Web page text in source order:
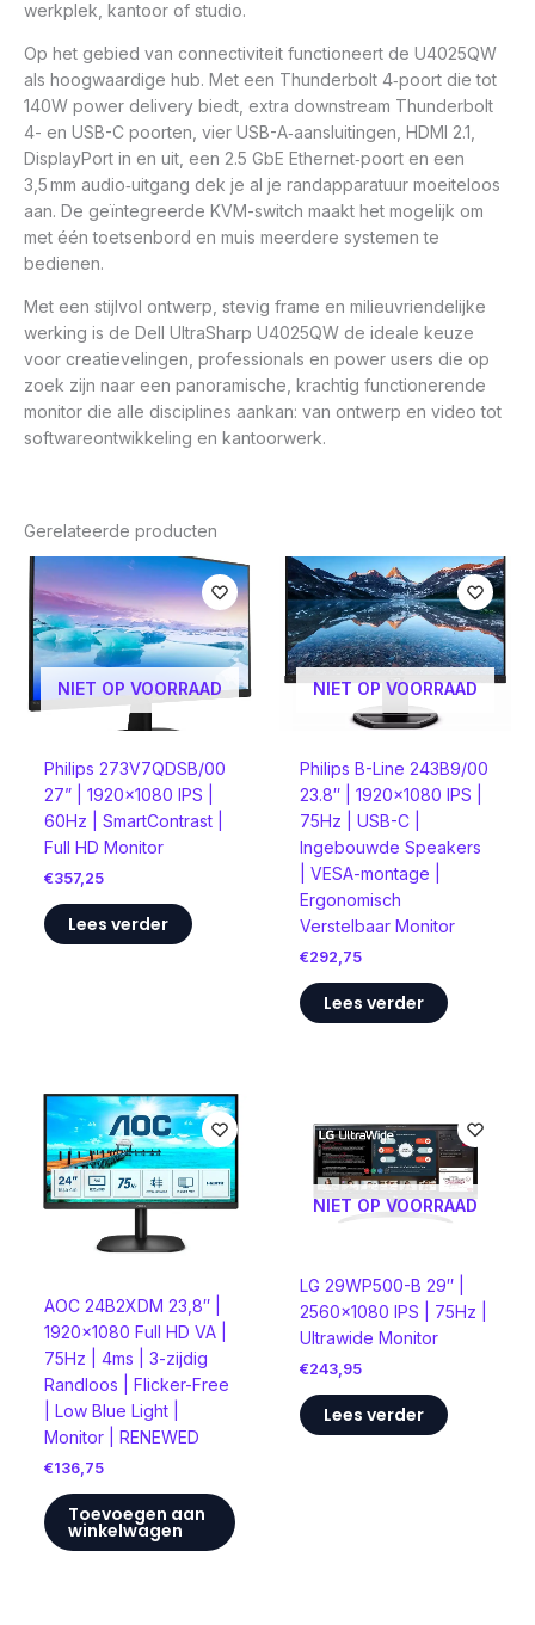
werkplek, kantoor of studio.
Op het gebied van connectiviteit functioneert de U4025QW
als hoogwaardige hub. Met een Thunderbolt 4‑poort die tot
140W power delivery biedt, extra downstream Thunderbolt
4- en USB-C poorten, vier USB-A‑aansluitingen, HDMI 2.1,
DisplayPort in en uit, een 2.5 GbE Ethernet‑poort en een
3,5 mm audio‑uitgang dek je al je randapparatuur moeiteloos
aan. De geïntegreerde KVM-switch maakt het mogelijk om
met één toetsenbord en muis meerdere systemen te
bedienen.
Met een stijlvol ontwerp, stevig frame en milieuvriendelijke
werking is de Dell UltraSharp U4025QW de ideale keuze
voor creatievelingen, professionals en power users die op
zoek zijn naar een panoramische, krachtig functionerende
monitor die alle disciplines aankan: van ontwerp en video tot
softwareontwikkeling en kantoorwerk.
Gerelateerde producten
NIET OP VOORRAAD
​Philips 273V7QDSB/00
27” | 1920×1080 IPS |
60Hz | SmartContrast |
Full HD Monitor
€357,25
Lees verder
NIET OP VOORRAAD
Philips B-Line 243B9/00
23.8″ | 1920×1080 IPS |
75Hz | USB-C |
Ingebouwde Speakers
| VESA-montage |
Ergonomisch
Verstelbaar Monitor
€292,75
Lees verder
AOC 24B2XDM 23,8″ |
1920×1080 Full HD VA |
75Hz | 4ms | 3-zijdig
Randloos | Flicker-Free
| Low Blue Light |
Monitor | RENEWED
€136,75
Toevoegen aan
winkelwagen
NIET OP VOORRAAD
LG 29WP500-B 29″ |
2560×1080 IPS | 75Hz |
Ultrawide Monitor
€243,95
Lees verder